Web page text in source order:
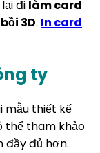
đi làm card
3D. In card
ty
mẫu thiết kế
thể tham khảo
đầy đủ hơn.